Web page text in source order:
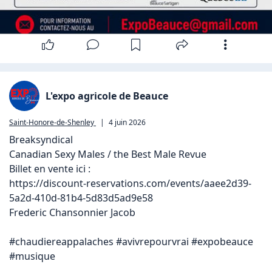
L'expo agricole de Beauce
Saint-Honore-de-Shenley 4 juin 2026
Breaksyndical
Canadian Sexy Males / the Best Male Revue
https://discount-reservations.com/events/aaee2d39-
5a2d-410d-81b4-5d83d5ad9e58
Frederic Chansonnier Jacob
#chaudiereappalaches #avivrepourvrai #expobeauce
#musique